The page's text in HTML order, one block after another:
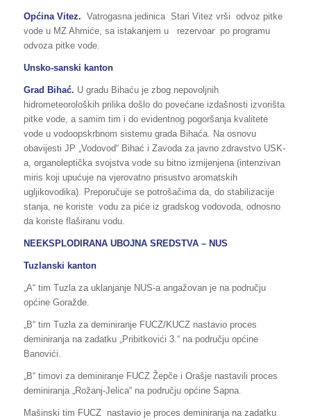
Općina Vitez. Vatrogasna jedinica Stari Vitez vrši odvoz pitke
vode u MZ Ahmiće, sa istakanjem u rezervoar po programu
odvoza pitke vode.
Unsko-sanski kanton
Grad Bihać. U gradu Bihaću je zbog nepovoljnih
hidrometeoroloških prilika došlo do povećane izdašnosti izvorišta
pitke vode, a samim tim i do evidentnog pogoršanja kvalitete
vode u vodoopskrbnom sistemu grada Bihaća. Na osnovu
obavijesti JP „Vodovod“ Bihać i Zavoda za javno zdravstvo USK-
a, organoleptička svojstva vode su bitno izmijenjena (intenzivan
miris koji upućuje na vjerovatno prisustvo aromatskih
ugljikovodika). Preporučuje se potrošačima da, do stabilizacije
stanja, ne koriste vodu za piće iz gradskog vodovoda, odnosno
da koriste flaširanu vodu.
NEEKSPLODIRANA UBOJNA SREDSTVA – NUS
Tuzlanski kanton
„A“ tim Tuzla za uklanjanje NUS-a angažovan je na području
općine Goražde.
„B“ tim Tuzla za deminiranje FUCZ/KUCZ nastavio proces
deminiranja na zadatku „Pribitkovići 3.“ na području općine
Banovići.
„B“ timovi za deminiranje FUCZ Žepče i Orašje nastavili proces
deminiranja „Rožanj-Jelica“ na području općine Sapna.
Mašinski tim FUCZ nastavio je proces deminiranja na zadatku